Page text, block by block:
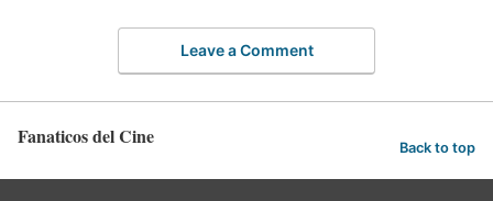
Leave a Comment
Fanaticos del Cine Back to top